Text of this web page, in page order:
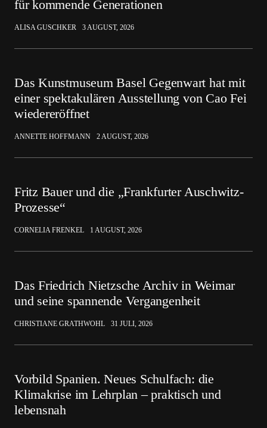
für kommende Generationen
ALISA GUSCHKER 3 AUGUST, 2026
Das Kunstmuseum Basel Gegenwart hat mit
einer spektakulären Ausstellung von Cao Fei
wiedereröffnet
ANNETTE HOFFMANN 2 AUGUST, 2026
Fritz Bauer und die „Frankfurter Auschwitz-
Prozesse“
CORNELIA FRENKEL 1 AUGUST, 2026
Das Friedrich Nietzsche Archiv in Weimar
und seine spannende Vergangenheit
CHRISTIANE GRATHWOHL 31 JULI, 2026
Vorbild Spanien. Neues Schulfach: die
Klimakrise im Lehrplan – praktisch und
lebensnah